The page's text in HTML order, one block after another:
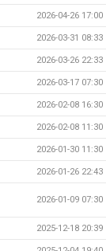
2026-04-26 17:00
2026-03-31 08:33
2026-03-26 22:33
2026-03-17 07:30
2026-02-08 16:30
2026-02-08 11:30
2026-01-30 11:30
2026-01-26 22:43
2026-01-09 07:30
2025-12-18 20:39